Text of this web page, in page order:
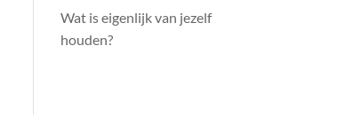
Wat is eigenlijk van jezelf
houden?